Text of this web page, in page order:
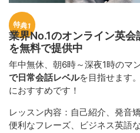
特典1
業界No.1のオンライン英会
を無料で提供中
年中無休、朝6時～深夜1時のマ
で日常会話レベルを目指せます
におすすめです！
レッスン内容：自己紹介、発音
便利なフレーズ、ビジネス英語